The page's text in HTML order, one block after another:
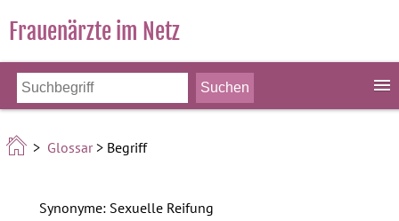
Frauenärzte im Netz
> Glossar> Begriff
Synonyme: Sexuelle Reifung